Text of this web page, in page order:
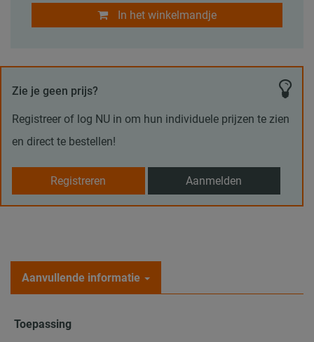
In het winkelmandje
Zie je geen prijs?
Registreer of log NU in om hun individuele prijzen te zien
en direct te bestellen!
Registreren Aanmelden
Aanvullende informatie
Toepassing